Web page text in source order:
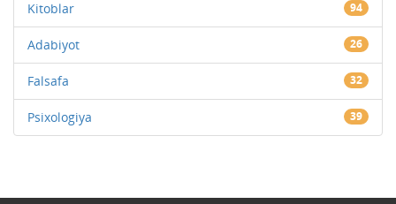
Kitoblar 94
Adabiyot 26
Falsafa 32
Psixologiya 39